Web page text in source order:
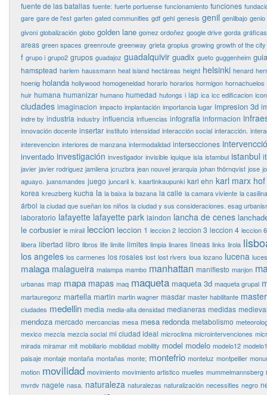
fuente de las batallas fuente: fuerte portuense funcionamiento funciones
gare gare de l'est garten gated communities gdf gehl genesis genil genilbajo genio
givoni globalización globo golden lane gomez ordoñez google drive gorda gráficas
areas green spaces greenroute greenway grieta gropius growing growth of the city
f grupo i grupo2 grupos guadajoz guadalquivir guadix gueto guggenheim
hamsptead harlem haussmann heat island hectáreas height helsinki henard
hoenig holanda hollywood homogeneidad horario horarios hormigon hornachuelos
huir humana humanizar humano humedad hutongs i iap ica icc edificacion
ciudades imaginacion impacto implantación importancia lugar impresion 3d
indre by industria industry influencia influencias infografía informacion
innovación docente insertar instituto intensidad interacción social interacción.
interevencion interiores de manzana intermodalidad intersecciones
inventado investigación investigador invisible iquique isla istambul istanbul
javier javier rodriguez jamilena jcruzbra jean nouvel jerarquia johan thörnqvist jose
aguayo. juansmandes juego juncaril k. kaartinkaupunki karl ehn karl marx hof
korea kreuzberg kucha la la baixa la bazana la calle la camara viviente la casilina
árbol la ciudad que sueñan los niños la ciudad y sus consideraciones. esag
laboratorio lafayette lafayette park laindon lancha de cenes
le corbusier le mirail leccion leccion 1 leccion 2 leccion 3 leccion 4 leccion 6
libera libertad libro libros life limite limites limpia linares lineas links lirola
los angeles los carmenes los rosales lost lost rivers loua lozano lucena luces
malaga malagueira malampa mambo manhattan manifiesto manjon
urbanas map mapa mapas maq maqueta maqueta 3d maqueta grupal
martauregonz martella martin martin wagner masdar master habilitante
ciudades medellin media media-alta densidad medianeras medidas
mendoza mercado mercancias mesa mesa redonda metabolismo
mexico mezcla mezcla social mi ciudad ideal microclima microintervenciones
mirada miramar mit mobiliario mobilidad mobility model modelo modelo12
paisaje montaje montaña montañas monte; montefrio monteluz montpellier
motion movilidad movimiento movimiento artistico muelles mummelmannsberg
mvrdv nagele nasa. naturaleza naturalezas naturalización necessities negro